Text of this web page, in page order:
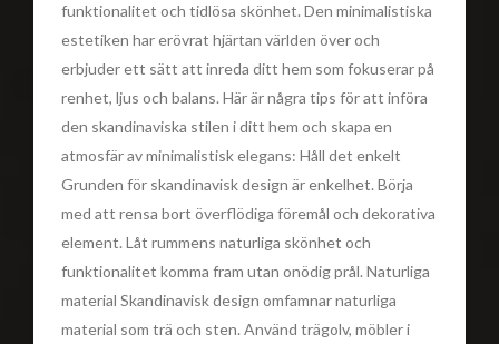
funktionalitet och tidlösa skönhet. Den minimalistiska
estetiken har erövrat hjärtan världen över och
erbjuder ett sätt att inreda ditt hem som fokuserar på
renhet, ljus och balans. Här är några tips för att införa
den skandinaviska stilen i ditt hem och skapa en
atmosfär av minimalistisk elegans: Håll det enkelt
Grunden för skandinavisk design är enkelhet. Börja
med att rensa bort överflödiga föremål och dekorativa
element. Låt rummens naturliga skönhet och
funktionalitet komma fram utan onödig prål. Naturliga
material Skandinavisk design omfamnar naturliga
material som trä och sten. Använd trägolv, möbler i